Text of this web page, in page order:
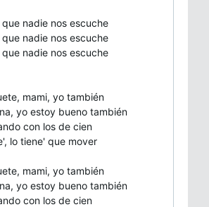
nadie nos escuche
nadie nos escuche
nadie nos escuche
mami, yo también
yo estoy bueno también
con los de cien
lo tiene' que mover
mami, yo también
yo estoy bueno también
con los de cien